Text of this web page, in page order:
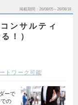
掲載期間 26/08/05～26/08/18
ンサルティ
！）
トワーク可能
ーで
の